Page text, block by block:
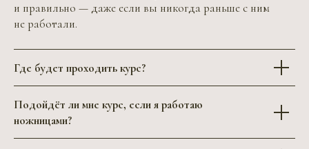
и правильно — даже если вы никогда раньше с ним
не работали.
Где будет проходить курс?
Подойдёт ли мне курс, если я работаю
ножницами?